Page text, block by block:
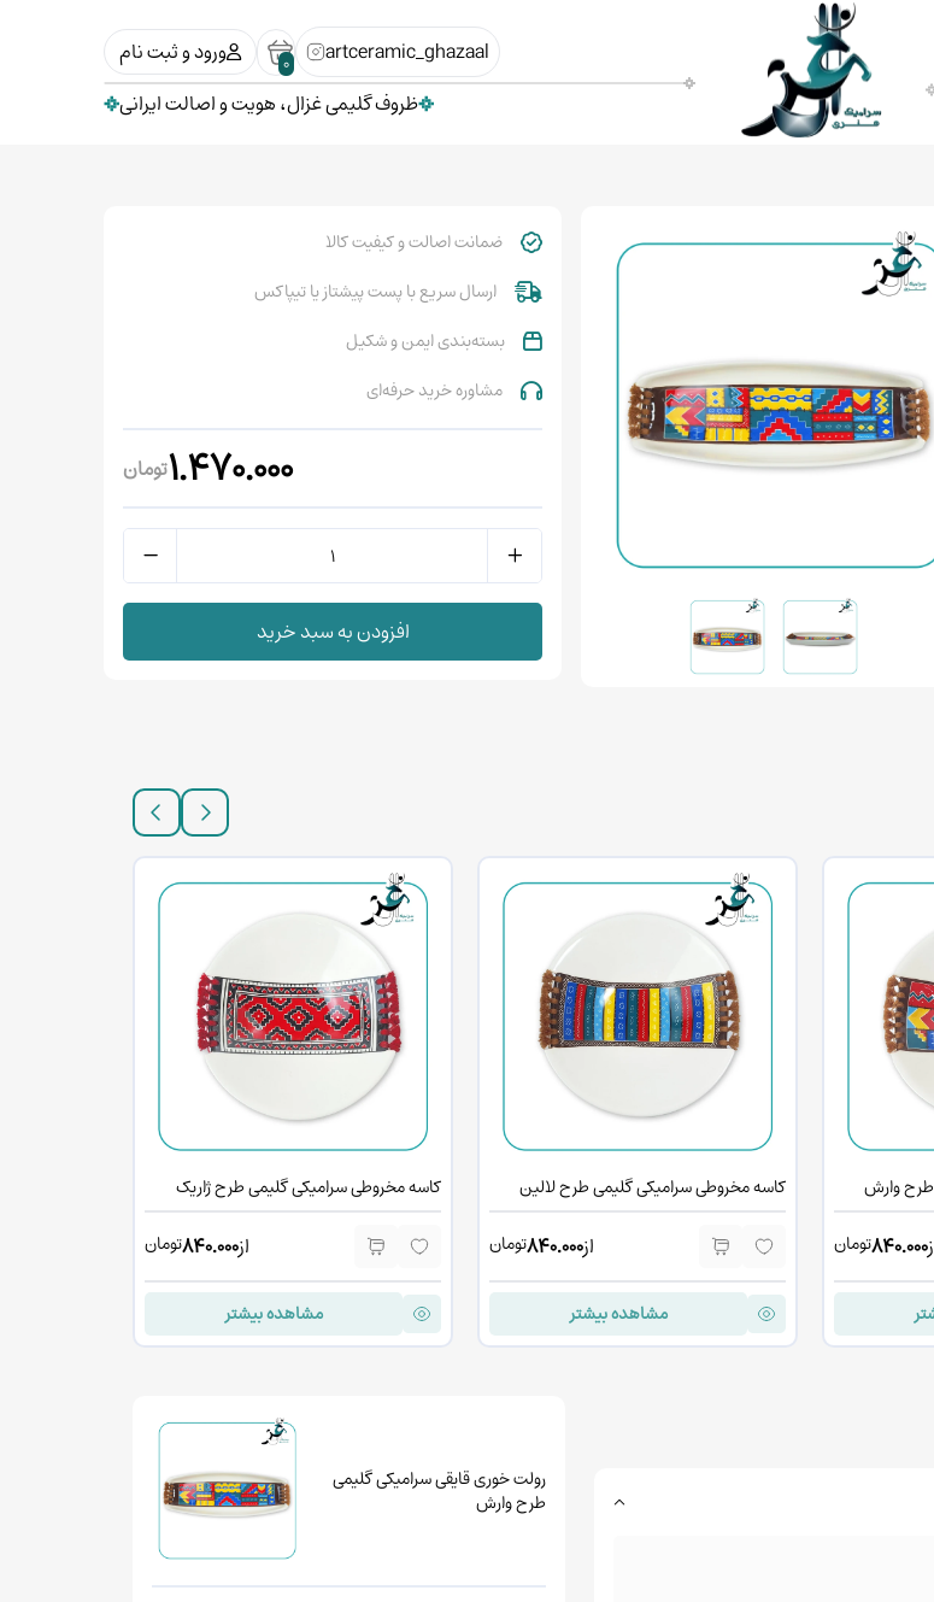
artceramic_ghazaal
0
ورود و ثبت نام
ظروف گلیمی غزال، هویت و اصالت ایرانی
ضمانت اصالت و کیفیت کالا
ارسال سریع با پست پیشتاز یا تیپاکس
بسته‌بندی ایمن و شکیل
مشاوره خرید حرفه‌ای
1.470.000تومان
افزودن به سبد خرید
وارش
840.000تومان
کاسه مخروطی سرامیکی گلیمی طرح لالین
از840.000تومان
مشاهده بیشتر
کاسه مخروطی سرامیکی گلیمی طرح ژاریک
از840.000تومان
مشاهده بیشتر
رولت خوری قایقی سرامیکی گلیمی
طرح وارش